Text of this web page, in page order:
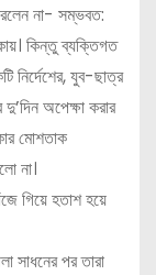
না- সম্ভবত:
কিন্তু ব্যক্তিগত
নির্দেশের, যুব-ছাত্র
অপেক্ষা করার
মোশতাক
না।
গিয়ে হতাশ হয়ে
সাধনের পর তারা